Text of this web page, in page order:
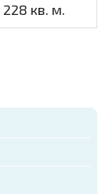
228 кв. м.